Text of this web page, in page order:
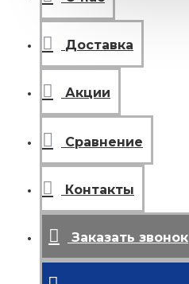
Доставка
Акции
Сравнение
Контакты
Заказать звонок